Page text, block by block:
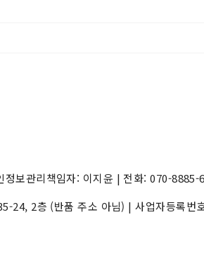
정보관리책임자: 이지윤 | 전화: 070-
24, 2층 (반품 주소 아님) | 사업자등록번